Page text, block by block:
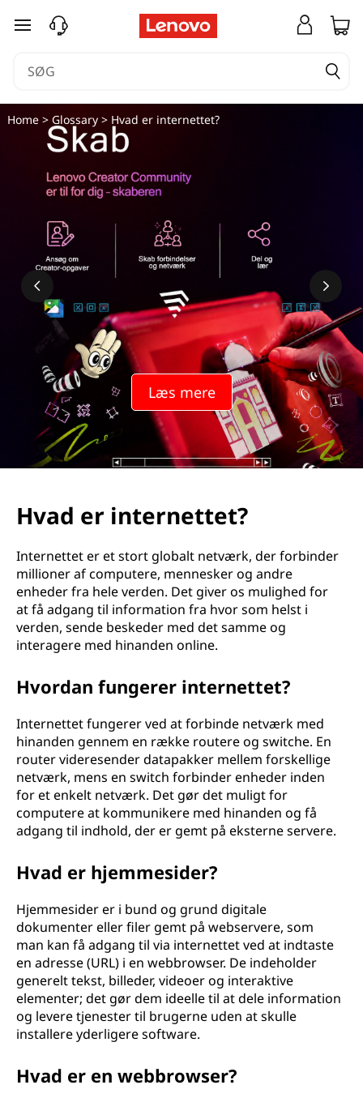
spring til hovedindhold
Læs mere
Home> Glossary> Hvad er internettet?
Hvad er internettet?
Internettet er et stort globalt netværk, der forbinder
millioner af computere, mennesker og andre
enheder fra hele verden. Det giver os mulighed for
at få adgang til information fra hvor som helst i
verden, sende beskeder med det samme og
interagere med hinanden online.
Hvordan fungerer internettet?
Internettet fungerer ved at forbinde netværk med
hinanden gennem en række routere og switche. En
router videresender datapakker mellem forskellige
netværk, mens en switch forbinder enheder inden
for et enkelt netværk. Det gør det muligt for
computere at kommunikere med hinanden og få
adgang til indhold, der er gemt på eksterne servere.
Hvad er hjemmesider?
Hjemmesider er i bund og grund digitale
dokumenter eller filer gemt på webservere, som
man kan få adgang til via internettet ved at indtaste
en adresse (URL) i en webbrowser. De indeholder
generelt tekst, billeder, videoer og interaktive
elementer; det gør dem ideelle til at dele information
og levere tjenester til brugerne uden at skulle
installere yderligere software.
Hvad er en webbrowser?